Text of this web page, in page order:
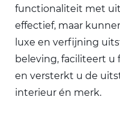
functionaliteit met
effectief, maar
luxe en verfijning
beleving, faciliteert
en versterkt u de
interieur én merk.